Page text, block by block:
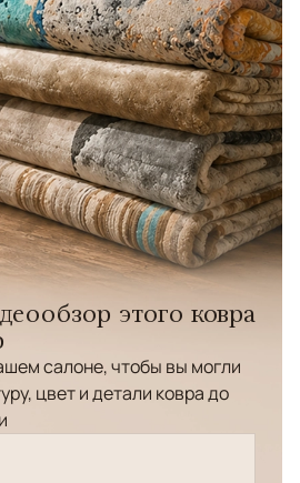
этого ковра
салоне, чтобы вы могли
цвет и детали ковра до